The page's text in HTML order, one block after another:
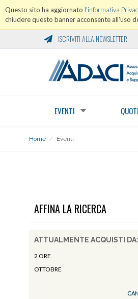
Questo sito ha aggiornato l'informativa
chiudere questo banner acconsente all'uso
ISCRIVITI ALLA NEWSLETTER
EVENTI
Home / Eventi
AFFINA LA RICERCA
ATTUALMENTE ACQUISTI DA:
2 ORE
OTTOBRE